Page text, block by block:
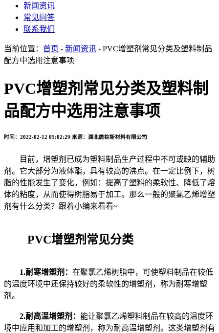
新闻资讯
常见问答
联系我们
当前位置： 首页 - 新闻资讯 - PVC增塑剂常见分类及塑料制品
配方中选用注意事项
PVC增塑剂常见分类及塑料制
品配方中选用注意事项
时间：2022-02-12 05:02:29 来源：湖北唐棕新材料有限公司
目前，增塑剂已成为塑料制品生产过程中不可或缺的辅助
剂。它大部分为液体酯，具有较高的沸点。在一定比例下，树
脂的性能发生了变化，例如：提高了塑料的柔软性、降低了熔
体的粘度，从而使得树脂易于加工。那么一般的聚氯乙烯增塑
剂有什么分类？跟着小编来看看~
PVC增塑剂常见分类
1.耐寒增塑剂： 在聚氯乙烯树脂中，可使塑料制品在较低
的温度环境中还保持较好的柔软性的增塑剂，称为耐寒增塑
剂。
2.耐高温增塑剂： 能让聚氯乙烯塑料制品在较高的温度环
境中应用和加工的增塑剂，称为耐高温增塑剂。这类增塑剂有